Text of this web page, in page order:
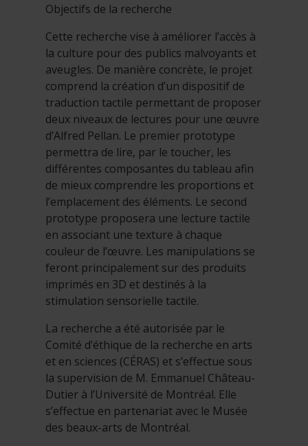
Objectifs de la recherche
Cette recherche vise à améliorer l’accès à
la culture pour des publics malvoyants et
aveugles. De manière concrète, le projet
comprend la création d’un dispositif de
traduction tactile permettant de proposer
deux niveaux de lectures pour une œuvre
d’Alfred Pellan. Le premier prototype
permettra de lire, par le toucher, les
différentes composantes du tableau afin
de mieux comprendre les proportions et
l’emplacement des éléments. Le second
prototype proposera une lecture tactile
en associant une texture à chaque
couleur de l’œuvre. Les manipulations se
feront principalement sur des produits
imprimés en 3D et destinés à la
stimulation sensorielle tactile.
La recherche a été autorisée par le
Comité d’éthique de la recherche en arts
et en sciences (CÉRAS) et s’effectue sous
la supervision de M. Emmanuel Château-
Dutier à l’Université de Montréal. Elle
s’effectue en partenariat avec le Musée
des beaux-arts de Montréal.